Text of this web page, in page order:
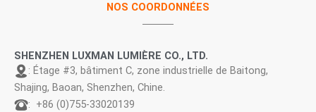
NOS COORDONNÉES
SHENZHEN LUXMAN LUMIÈRE CO., LTD.
: Étage #3, bâtiment C, zone industrielle de Baitong,
Shajing, Baoan, Shenzhen, Chine.
: +86 (0)755-33020139